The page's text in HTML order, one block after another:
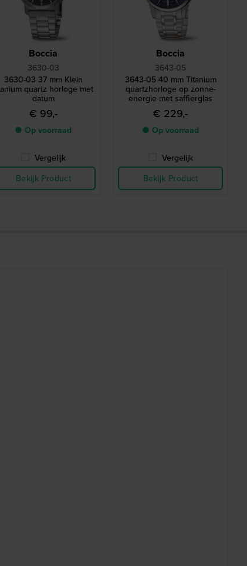
Boccia
3630-03
3630-03 37 mm Klein
quartz horloge met
datum
€ 99,-
● Op voorraad
Vergelijk
Bekijk Product
Boccia
3643-05
3643-05 40 mm Titanium
quartzhorloge op zonne-
energie met saffierglas
€ 229,-
● Op voorraad
Vergelijk
Bekijk Product